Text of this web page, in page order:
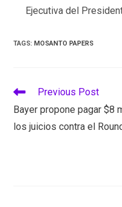
Ejecutiva del
TAGS:MOSANTO PAPERS
Read
articles
Previous Post
Bayer propone pagar $8
los juicios contra el